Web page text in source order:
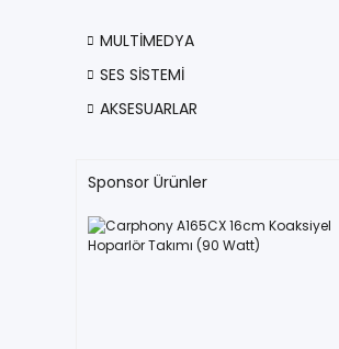
MULTİMEDYA
SES SİSTEMİ
AKSESUARLAR
Sponsor Ürünler